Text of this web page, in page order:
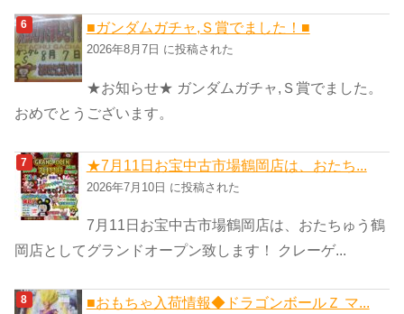
■ガンダムガチャ,Ｓ賞でました！■
2026年8月7日 に投稿された
★お知らせ★ ガンダムガチャ,Ｓ賞でました。
おめでとうございます。
★7月11日お宝中古市場鶴岡店は、おたち...
2026年7月10日 に投稿された
7月11日お宝中古市場鶴岡店は、おたちゅう鶴
岡店としてグランドオープン致します！ クレーゲ...
■おもちゃ入荷情報◆ドラゴンボールＺ マ...